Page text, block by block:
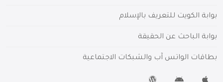
بوابة الكويت للتعريف بالإسلام
بوابة الباحث عن الحقيقة
بطاقات الواتس آب والشبكات الاجتماعية